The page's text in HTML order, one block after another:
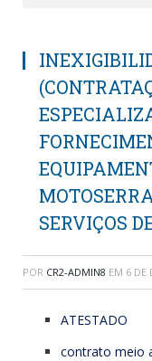
SERVIÇOS
POR CR2-ADMIN8 EM 6 DE
ATESTADO
contrato meio